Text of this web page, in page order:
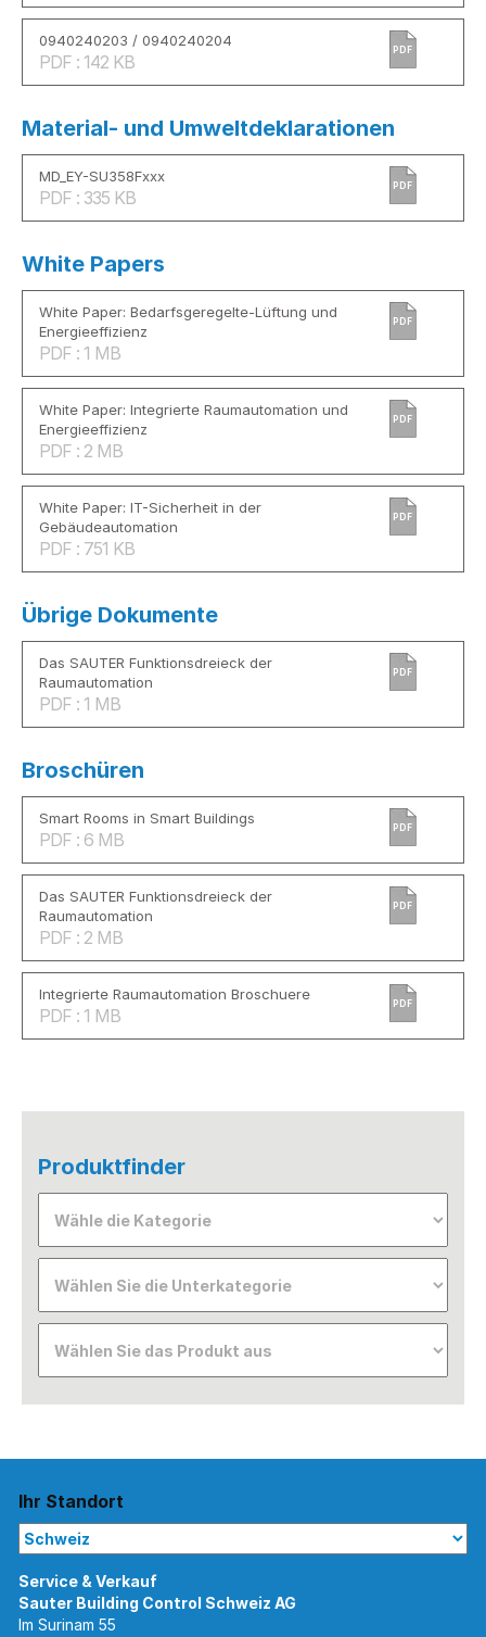
0940240203 / 0940240204
PDF : 142 KB
PDF
Material- und Umweltdeklarationen
MD_EY-SU358Fxxx
PDF : 335 KB
PDF
White Papers
White Paper: Bedarfsgeregelte-Lüftung und
Energieeffizienz
PDF : 1 MB
PDF
White Paper: Integrierte Raumautomation und
Energieeffizienz
PDF : 2 MB
PDF
White Paper: IT-Sicherheit in der
Gebäudeautomation
PDF : 751 KB
PDF
Übrige Dokumente
Das SAUTER Funktionsdreieck der
Raumautomation
PDF : 1 MB
PDF
Broschüren
Smart Rooms in Smart Buildings
PDF : 6 MB
PDF
Das SAUTER Funktionsdreieck der
Raumautomation
PDF : 2 MB
PDF
Integrierte Raumautomation Broschuere
PDF : 1 MB
PDF
Produktfinder
Ihr Standort
Service & Verkauf
Im Surinam 55